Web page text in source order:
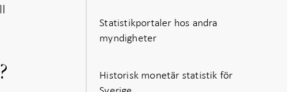
Statistikportaler hos andra
myndigheter
Historisk monetär statistik för